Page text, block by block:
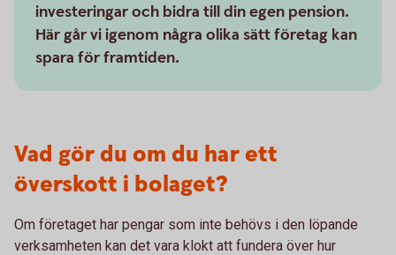
investeringar och bidra till din egen pension.
Här går vi igenom några olika sätt företag kan
spara för framtiden.
Vad gör du om du har ett
överskott i bolaget?
Om företaget har pengar som inte behövs i den löpande
verksamheten kan det vara klokt att fundera över hur